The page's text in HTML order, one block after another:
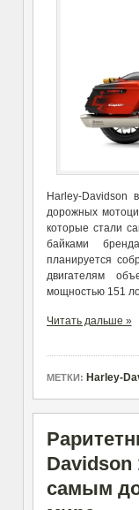
Harley-Davidson
дорожных
которые стали
байками
планируется
двигателям
мощностью 151
Читать дальше »
МЕТКИ: Harley-
Davidson
самым